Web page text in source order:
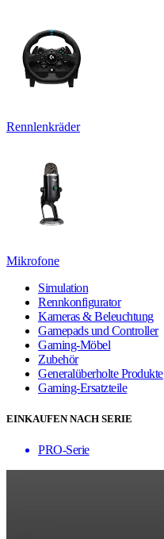
Rennlenkräder
Mikrofone
Simulation
Rennkonfigurator
Kameras & Beleuchtung
Gamepads und Controller
Gaming-Möbel
Zubehör
Generalüberholte Produkte
Gaming-Ersatzteile
EINKAUFEN NACH SERIE
PRO-Serie